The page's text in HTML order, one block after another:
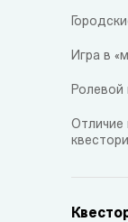
Игра в
Ролевой
Отличие